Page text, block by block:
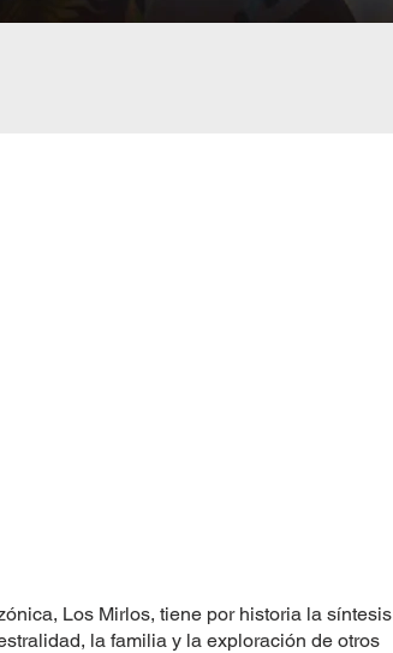
Los Mirlos, tiene por historia la síntesis
la familia y la exploración de otros